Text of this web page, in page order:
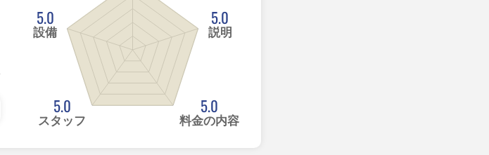
5.0
説明
5.0
料金の内容
5.0
スタッフ
5.0
設備